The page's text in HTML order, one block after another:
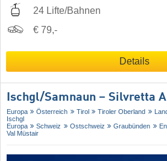
24 Lifte/Bahnen
€ 79,-
Details
Ischgl/​Samnaun – Silvretta
Europa Österreich Tirol Tiroler Oberland
Ischgl
Europa
Schweiz Ostschweiz Graubünden
Val Müstair